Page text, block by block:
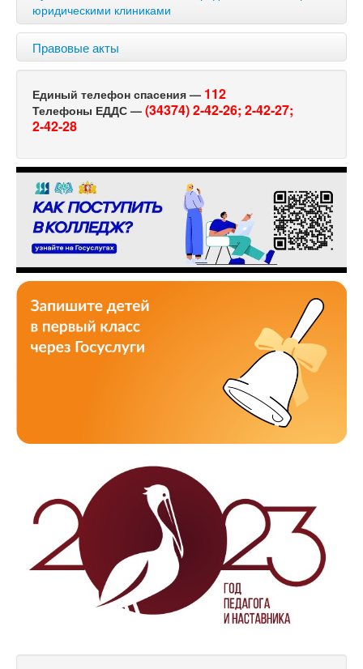
юридическими клиниками
Правовые акты
Единый телефон спасения — 112
Телефоны ЕДДС — (34374) 2-42-26; 2-42-27;
2-42-28